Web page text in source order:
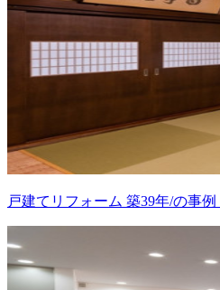
戸建てリフォーム 築39年/の事例